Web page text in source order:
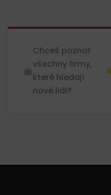
Chceš poznat
všechny firmy,
které hledají
nové lidi?